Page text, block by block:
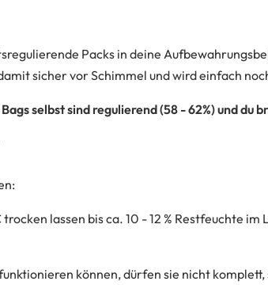
Packs in deine
sicher vor Schimmel und wird einfach
selbst sind regulierend (58 - 62%) und
trocken lassen bis ca. 10 - 12 % Restfeuchte
können, dürfen sie nicht komplett,